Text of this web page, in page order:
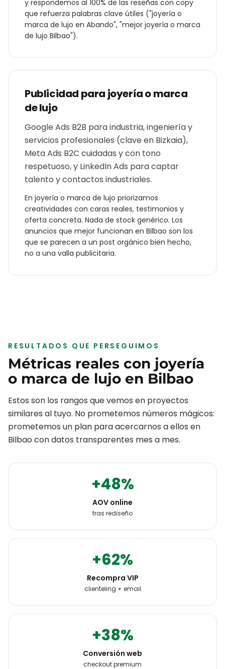
y respondemos al 100% de las reseñas con copy
que refuerza palabras clave útiles ("joyería o
marca de lujo en Abando", "mejor joyería o marca
de lujo Bilbao").
Publicidad para joyería o marca
de lujo
Google Ads B2B para industria, ingeniería y
servicios profesionales (clave en Bizkaia),
Meta Ads B2C cuidadas y con tono
respetuoso, y LinkedIn Ads para captar
talento y contactos industriales.
En joyería o marca de lujo priorizamos
creatividades con caras reales, testimonios y
oferta concreta. Nada de stock genérico. Los
anuncios que mejor funcionan en Bilbao son los
que se parecen a un post orgánico bien hecho,
no a una valla publicitaria.
RESULTADOS QUE PERSEGUIMOS
Métricas reales con joyería
o marca de lujo en Bilbao
Estos son los rangos que vemos en proyectos
similares al tuyo. No prometemos números mágicos:
prometemos un plan para acercarnos a ellos en
Bilbao con datos transparentes mes a mes.
+48%
AOV online
tras rediseño
+62%
Recompra VIP
clienteling + email
+38%
Conversión web
checkout premium